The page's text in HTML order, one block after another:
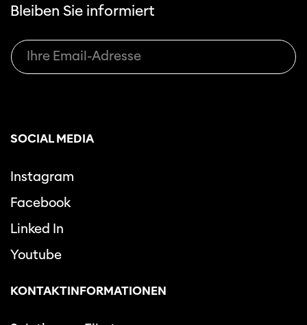
Bleiben Sie informiert
SOCIAL MEDIA
Instagram
Facebook
Linked In
Youtube
KONTAKTINFORMATIONEN